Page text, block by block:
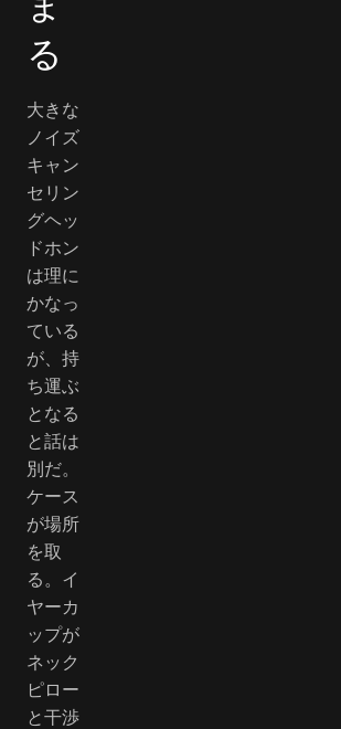
る
大きな
ノイズ
キャン
セリン
グヘッ
ドホン
は理に
かなっ
ている
が、持
ち運ぶ
となる
と話は
別だ。
ケース
が場所
を取
る。イ
ヤーカ
ップが
ネック
ピロー
と干渉